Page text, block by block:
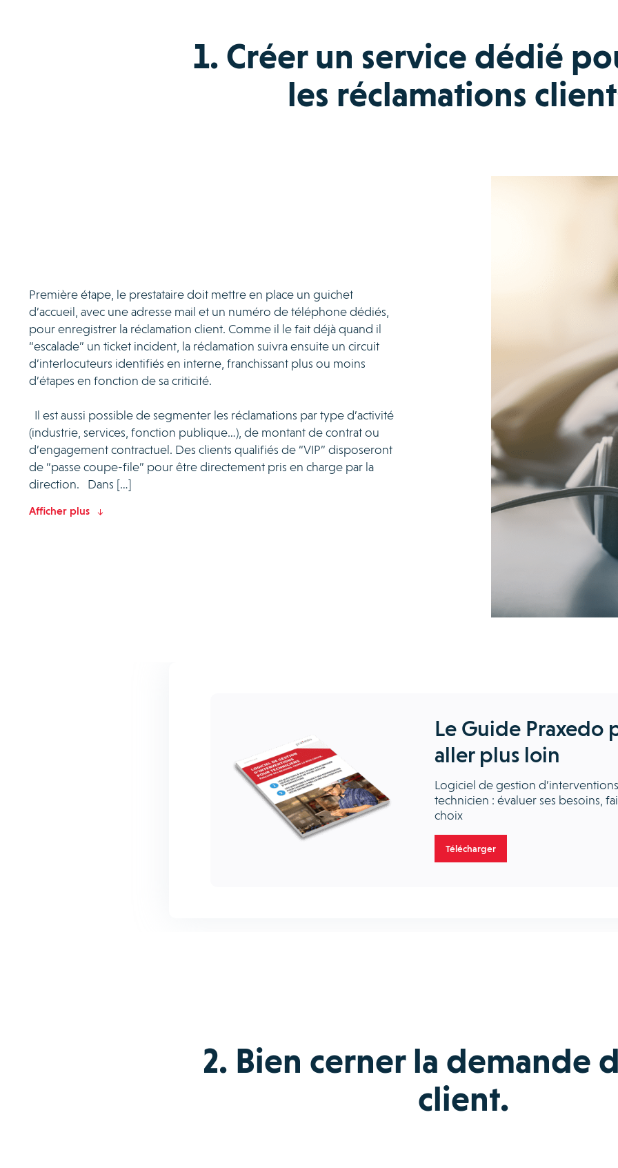
1. Créer un service dédié
les réclamations
Première étape, le prestataire doit mettre en place un guichet
d’accueil, avec une adresse mail et un numéro de téléphone dédiés,
pour enregistrer la réclamation client. Comme il le fait déjà quand il
“escalade” un ticket incident, la réclamation suivra ensuite un circuit
d’interlocuteurs identifiés en interne, franchissant plus ou moins
d’étapes en fonction de sa criticité.
Il est aussi possible de segmenter les réclamations par type d’activité
(industrie, services, fonction publique…), de montant de contrat ou
d’engagement contractuel. Des clients qualifiés de “VIP” disposeront
de “passe coupe-file” pour être directement pris en charge par la
direction. Dans […]
Afficher plus
Le Guide Praxedo
aller plus loin
Logiciel de gestion
technicien : évaluer ses besoins,
choix
Télécharger
2. Bien cerner la demande
client.